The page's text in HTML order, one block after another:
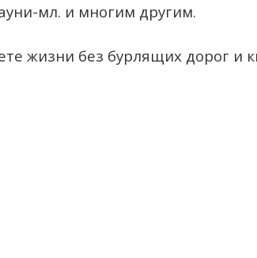
мл. и многим другим.
жизни без бурлящих дорог и